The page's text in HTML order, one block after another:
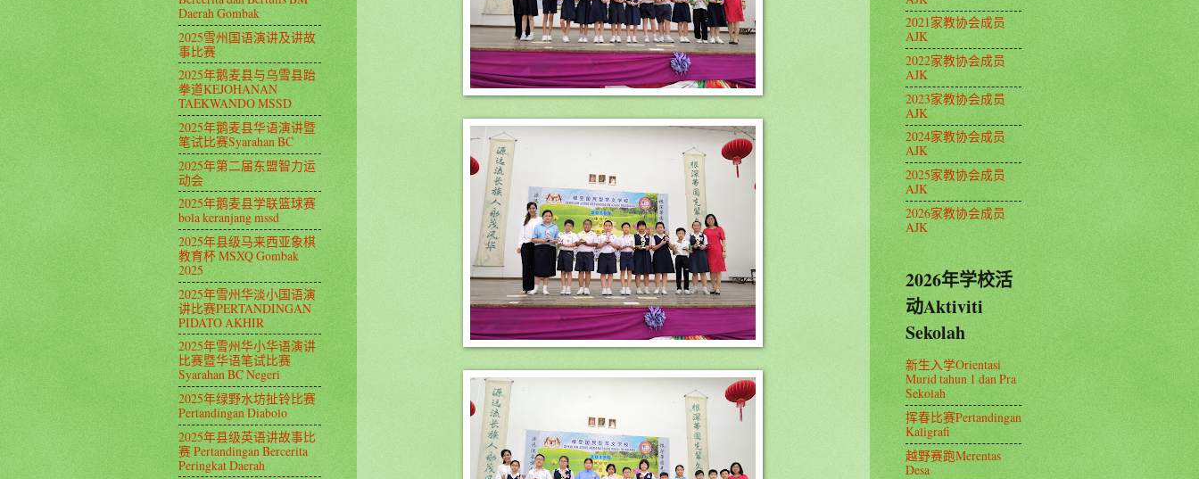
Daerah Gombak
2025雪州国语演讲及讲故
事比赛
2025年鹅麦县与乌雪县跆
拳道KEJOHANAN
TAEKWANDO MSSD
2025年鹅麦县华语演讲暨
笔试比赛Syarahan BC
2025年第二届东盟智力运
动会
2025年鹅麦县学联篮球赛
bola keranjang mssd
2025年县级马来西亚象棋
教育杯 MSXQ Gombak
2025
2025年雪州华淡小国语演
讲比赛PERTANDINGAN
PIDATO AKHIR
2025年雪州华小华语演讲
比赛暨华语笔试比赛
Syarahan BC Negeri
2025年绿野水坊扯铃比赛
Pertandingan Diabolo
2025年县级英语讲故事比
赛 Pertandingan Bercerita
Peringkat Daerah
2021家教协会成员
AJK
2022家教协会成员
AJK
2023家教协会成员
AJK
2024家教协会成员
AJK
2025家教协会成员
AJK
2026家教协会成员
AJK
2026年学校活
动Aktiviti
Sekolah
新生入学Orientasi
Murid tahun 1 dan Pra
Sekolah
挥春比赛Pertandingan
Kaligrafi
越野赛跑Merentas
Desa